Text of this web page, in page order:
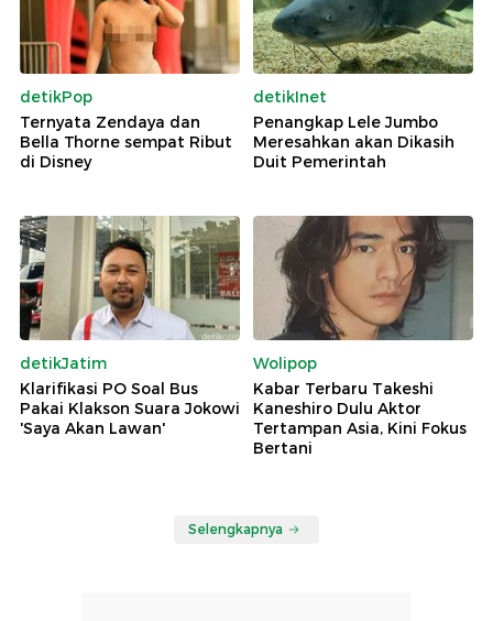
detikPop
Ternyata Zendaya dan
Bella Thorne sempat Ribut
di Disney
detikInet
Penangkap Lele Jumbo
Meresahkan akan Dikasih
Duit Pemerintah
detikJatim
Klarifikasi PO Soal Bus
Pakai Klakson Suara Jokowi
'Saya Akan Lawan'
Wolipop
Kabar Terbaru Takeshi
Kaneshiro Dulu Aktor
Tertampan Asia, Kini Fokus
Bertani
Selengkapnya